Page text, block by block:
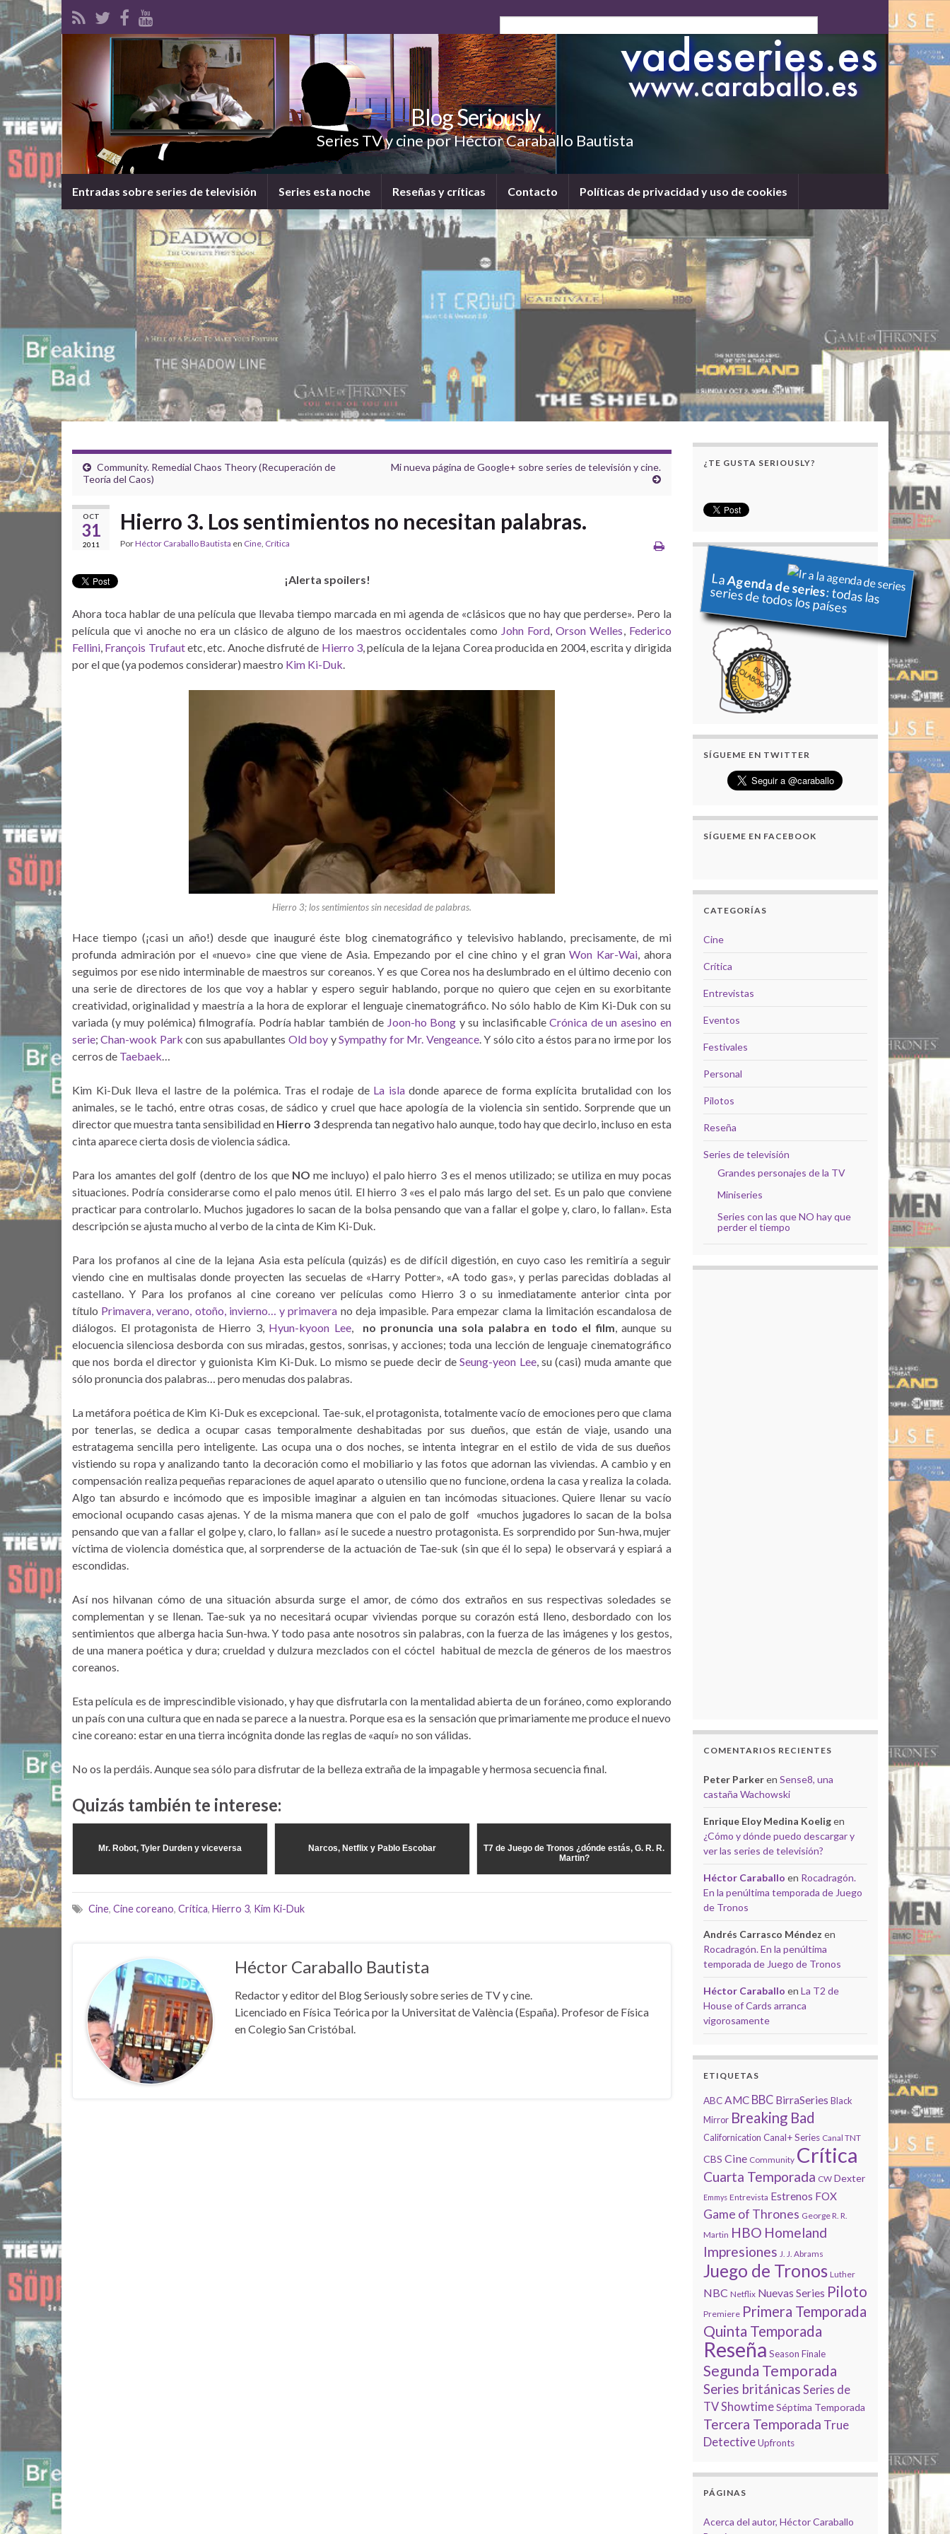
Blog Seriously
Series TV y cine por Héctor Caraballo Bautista
Entradas sobre series de televisión Series esta noche Reseñas y críticas Contacto Políticas de privacidad y uso de cookies
Community. Remedial Chaos Theory (Recuperación de
Teoría del Caos)
Mi nueva página de Google+ sobre series de televisión y cine.
OCT
31
2011
Hierro 3. Los sentimientos no necesitan palabras.
PorHéctor Caraballo Bautista en Cine, Crítica
¡Alerta spoilers!
Ahora toca hablar de una película que llevaba tiempo marcada en mi agenda de «clásicos que no hay que perderse». Pero la
película que vi anoche no era un clásico de alguno de los maestros occidentales como John Ford,Orson Welles, Federico
Fellini, François Trufautetc, etc. Anoche disfruté de Hierro 3, película de la lejana Corea producida en 2004, escrita y dirigida
por el que (ya podemos considerar) maestro Kim Ki-Duk.
Hierro 3; los sentimientos sin necesidad de palabras.
Hace tiempo (¡casi un año!) desde que inauguré éste blog cinematográfico y televisivo hablando, precisamente, de mi
profunda admiración por el «nuevo» cine que viene de Asia. Empezando por el cine chino y el granWon Kar-Wai, ahora
seguimos por ese nido interminable de maestros sur coreanos. Y es que Corea nos ha deslumbrado en el último decenio con
una serie de directores de los que voy a hablar y espero seguir hablando, porque no quiero que cejen en su exorbitante
creatividad, originalidad y maestría a la hora de explorar el lenguaje cinematográfico. No sólo hablo de Kim Ki-Duk con su
variada (y muy polémica) filmografía. Podría hablar también de Joon-ho Bong y su inclasificableCrónica de un asesino en
serie;Chan-wook Park con sus apabullantes Old boy ySympathy for Mr. Vengeance. Y sólo cito a éstos para no irme por los
cerros de Taebaek
Kim Ki-Duk lleva el lastre de la polémica. Tras el rodaje de La isladonde aparece de forma explícita brutalidad con los
animales, se le tachó, entre otras cosas, de sádico y cruel que hace apología de la violencia sin sentido. Sorprende que un
director que muestra tanta sensibilidad en Hierro 3desprenda tan negativo halo aunque, todo hay que decirlo, incluso en esta
cinta aparece cierta dosis de violencia sádica.
Para los amantes del golf (dentro de los que NO me incluyo) el palo hierro 3 es el menos utilizado; se utiliza en muy pocas
situaciones. Podría considerarse como el palo menos útil. El hierro 3 «es el palo más largo del set. Es un palo que conviene
practicar para controlarlo. Muchos jugadores lo sacan de la bolsa pensando que van a fallar el golpe y, claro, lo fallan». Esta
descripción se ajusta mucho al verbo de la cinta de Kim Ki-Duk.
Para los profanos al cine de la lejana Asia esta película (quizás) es de difícil digestión, en cuyo caso les remitiría a seguir
viendo cine en multisalas donde proyecten las secuelas de «Harry Potter», «A todo gas», y perlas parecidas dobladas al
castellano. Y Para los profanos al cine coreano ver películas como Hierro 3 o su inmediatamente anterior cinta por
título Primavera, verano, otoño, invierno… y primavera no deja impasible. Para empezar clama la limitación escandalosa de
diálogos. El protagonista de Hierro 3, Hyun-kyoon Lee, no pronuncia una sola palabra en todo el film , aunque su
elocuencia silenciosa desborda con sus miradas, gestos, sonrisas, y acciones; toda una lección de lenguaje cinematográfico
que nos borda el director y guionista Kim Ki-Duk. Lo mismo se puede decir deSeung-yeon Lee, su (casi) muda amante que
sólo pronuncia dos palabras… pero menudas dos palabras.
La metáfora poética de Kim Ki-Duk es excepcional. Tae-suk, el protagonista, totalmente vacío de emociones pero que clama
por tenerlas, se dedica a ocupar casas temporalmente deshabitadas por sus dueños, que están de viaje, usando una
estratagema sencilla pero inteligente. Las ocupa una o dos noches, se intenta integrar en el estilo de vida de sus dueños
vistiendo su ropa y analizando tanto la decoración como el mobiliario y las fotos que adornan las viviendas. A cambio y en
compensación realiza pequeñas reparaciones de aquel aparato o utensilio que no funcione, ordena la casa y realiza la colada.
Algo tan absurdo e incómodo que es imposible imaginar a alguien en tan incómodas situaciones. Quiere llenar su vacío
emocional ocupando casas ajenas. Y de la misma manera que con el palo de golf «muchos jugadores lo sacan de la bolsa
pensando que van a fallar el golpe y, claro, lo fallan» así le sucede a nuestro protagonista. Es sorprendido por Sun-hwa, mujer
víctima de violencia doméstica que, al sorprenderse de la actuación de Tae-suk (sin que él lo sepa) le observará y espiará a
escondidas.
Así nos hilvanan cómo de una situación absurda surge el amor, de cómo dos extraños en sus respectivas soledades se
complementan y se llenan. Tae-suk ya no necesitará ocupar viviendas porque su corazón está lleno, desbordado con los
sentimientos que alberga hacia Sun-hwa. Y todo pasa ante nosotros sin palabras, con la fuerza de las imágenes y los gestos,
de una manera poética y dura; crueldad y dulzura mezclados con el cóctel habitual de mezcla de géneros de los maestros
coreanos.
Esta película es de imprescindible visionado, y hay que disfrutarla con la mentalidad abierta de un foráneo, como explorando
un país con una cultura que en nada se parece a la nuestra. Porque esa es la sensación que primariamente me produce el nuevo
cine coreano: estar en una tierra incógnita donde las reglas de «aquí» no son válidas.
No os la perdáis. Aunque sea sólo para disfrutar de la belleza extraña de la impagable y hermosa secuencia final.
Quizás también te interese:
Mr. Robot, Tyler Durden y viceversa Narcos, Netflix y Pablo Escobar
T7 de Juego de Tronos ¿dónde estás, G. R. R.
Martin?
Cine, Cine coreano, Crítica, Hierro 3, Kim Ki-Duk
Héctor Caraballo Bautista
Redactor y editor del Blog Seriously sobre series de TV y cine.
Licenciado en Física Teórica por la Universitat de València (España). Profesor de Física
en Colegio San Cristóbal.
¿TE GUSTA SERIOUSLY?
LaAgenda de series: todas las
series de todos los países
SÍGUEME EN TWITTER
SÍGUEME EN FACEBOOK
CATEGORÍAS
Cine
Crítica
Entrevistas
Eventos
Festivales
Personal
Pilotos
Reseña
Series de televisión
Grandes personajes de la TV
Miniseries
Series con las que NO hay que
perder el tiempo
COMENTARIOS RECIENTES
Peter Parkeren Sense8, una
castaña Wachowski
Enrique Eloy Medina Koeligen
¿Cómo y dónde puedo descargar y
ver las series de televisión?
Héctor Caraballo en Rocadragón.
En la penúltima temporada de Juego
de Tronos
Andrés Carrasco Méndez en
Rocadragón. En la penúltima
temporada de Juego de Tronos
Héctor Caraballo en La T2 de
House of Cards arranca
vigorosamente
ETIQUETAS
ABC AMC BBC BirraSeries Black
Mirror Breaking Bad
Californication Canal+ Series Canal TNT
CBS Cine Community Crítica
Cuarta Temporada CW Dexter
Emmys Entrevista Estrenos FOX
Game of Thrones George R. R.
Martin HBO Homeland
Impresiones J. J. Abrams
Juego de Tronos Luther
NBC Netflix Nuevas Series Piloto
Premiere Primera Temporada
Quinta Temporada
Reseña Season Finale
Segunda Temporada
Series británicas Series de
TVShowtime Séptima Temporada
Tercera Temporada True
Detective Upfronts
PÁGINAS
Acerca del autor, Héctor Caraballo